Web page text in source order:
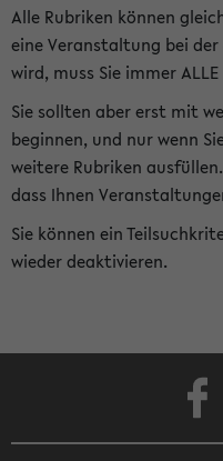
Alle Rubriken können
eine Veranstaltung bei
wird, muss Sie immer
Sie sollten aber erst mit
beginnen, und nur wenn
weitere Rubriken
dass Ihnen
Sie können ein
wieder deaktivieren.